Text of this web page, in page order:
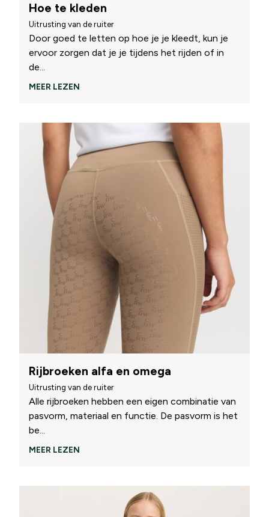
Hoe te kleden
Uitrusting van de ruiter
Door goed te letten op hoe je je kleedt, kun je
ervoor zorgen dat je je tijdens het rijden of in
de...
MEER LEZEN
Rijbroeken alfa en omega
Uitrusting van de ruiter
Alle rijbroeken hebben een eigen combinatie van
pasvorm, materiaal en functie. De pasvorm is het
be...
MEER LEZEN